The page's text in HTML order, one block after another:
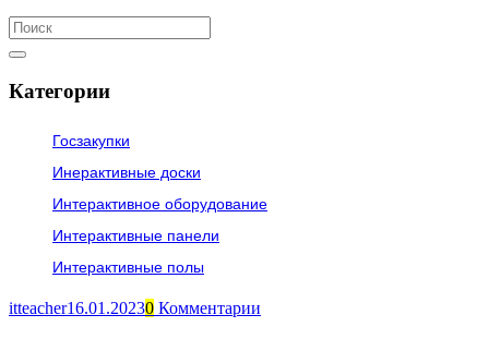
Категории
Госзакупки
Инерактивные доски
Интерактивное оборудование
Интерактивные панели
Интерактивные полы
itteacher16.01.20230 Комментарии